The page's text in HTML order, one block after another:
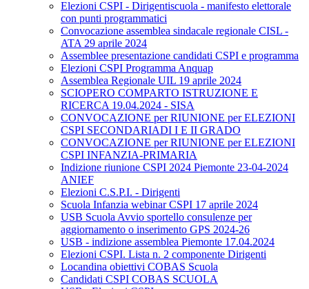
Elezioni CSPI - Dirigentiscuola - manifesto elettorale
con punti programmatici
Convocazione assemblea sindacale regionale CISL -
ATA 29 aprile 2024
Assemblee presentazione candidati CSPI e programma
Elezioni CSPI Programma Anquap
Assemblea Regionale UIL 19 aprile 2024
SCIOPERO COMPARTO ISTRUZIONE E
RICERCA 19.04.2024 - SISA
CONVOCAZIONE per RIUNIONE per ELEZIONI
CSPI SECONDARIADI I E II GRADO
CONVOCAZIONE per RIUNIONE per ELEZIONI
CSPI INFANZIA-PRIMARIA
Indizione riunione CSPI 2024 Piemonte 23-04-2024
ANIEF
Elezioni C.S.P.I. - Dirigenti
Scuola Infanzia webinar CSPI 17 aprile 2024
USB Scuola Avvio sportello consulenze per
aggiornamento o inserimento GPS 2024-26
USB - indizione assemblea Piemonte 17.04.2024
Elezioni CSPI. Lista n. 2 componente Dirigenti
Locandina obiettivi COBAS Scuola
Candidati CSPI COBAS SCUOLA